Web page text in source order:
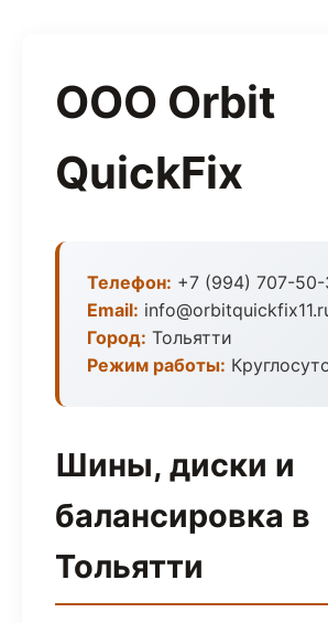
ООО Orbit
QuickFix
Телефон: +7 (994) 707-50-
Email:
Город: Тольятти
Режим работы:
Шины, диски и
балансировка в
Тольятти